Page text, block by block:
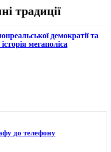
традиції
демократії та
мегаполіса
до телефону